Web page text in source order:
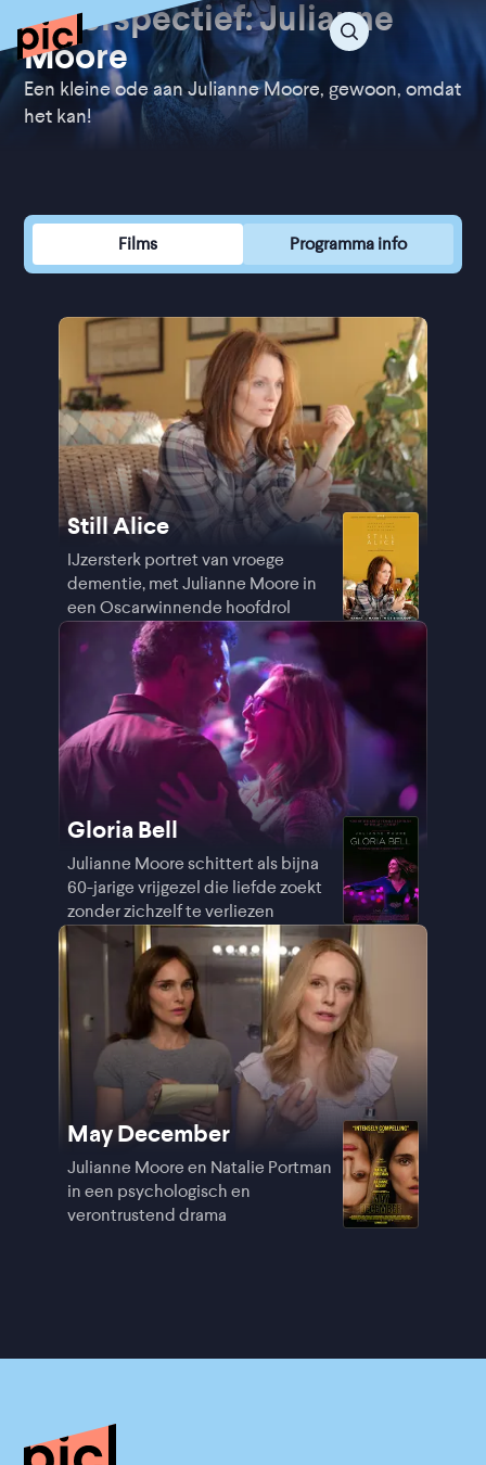
In perspectief: Julianne
Moore
Een kleine ode aan Julianne Moore, gewoon, omdat
het kan!
Films Programma info
Still Alice
IJzersterk portret van vroege
dementie, met Julianne Moore in
een Oscarwinnende hoofdrol
Gloria Bell
Julianne Moore schittert als bijna
60-jarige vrijgezel die liefde zoekt
zonder zichzelf te verliezen
May December
Julianne Moore en Natalie Portman
in een psychologisch en
verontrustend drama